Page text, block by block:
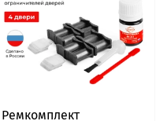
Ремкомплект